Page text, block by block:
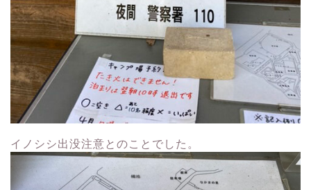
イノシシ出没注意とのことでした。